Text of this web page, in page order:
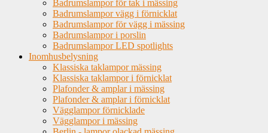
Badrumslampor för tak i mässing
Badrumslampor vägg i förnicklat
Badrumslampor för vägg i mässing
Badrumslampor i porslin
Badrumslampor LED spotlights
Inomhusbelysning
Klassiska taklampor mässing
Klassiska taklampor i förnicklat
Plafonder & amplar i mässing
Plafonder & amplar i förnicklat
Vägglampor förnicklade
Vägglampor i mässing